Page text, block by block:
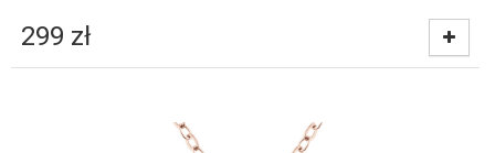
299 zł